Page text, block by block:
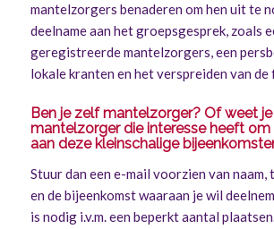
mantelzorgers benaderen om hen uit te
deelname aan het groepsgesprek, zoals
geregistreerde mantelzorgers, een
lokale kranten en het verspreiden van de
Ben je zelf mantelzorger? Of weet
mantelzorger die interesse heeft
aan deze kleinschalige
Stuur dan een e-mail voorzien van
en de bijeenkomst waaraan je wil
is nodig i.v.m. een beperkt aantal